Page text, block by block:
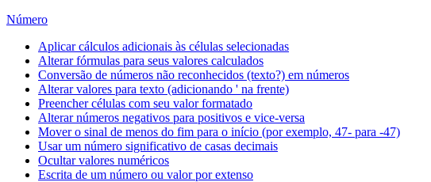
Número
Aplicar cálculos adicionais às células selecionadas
Alterar fórmulas para seus valores calculados
Conversão de números não reconhecidos (texto?) em números
Alterar valores para texto (adicionando ' na frente)
Preencher células com seu valor formatado
Alterar números negativos para positivos e vice-versa
Mover o sinal de menos do fim para o início (por exemplo, 47- para -47)
Usar um número significativo de casas decimais
Ocultar valores numéricos
Escrita de um número ou valor por extenso